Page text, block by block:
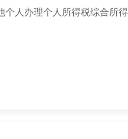
个人办理个人所得税综合所